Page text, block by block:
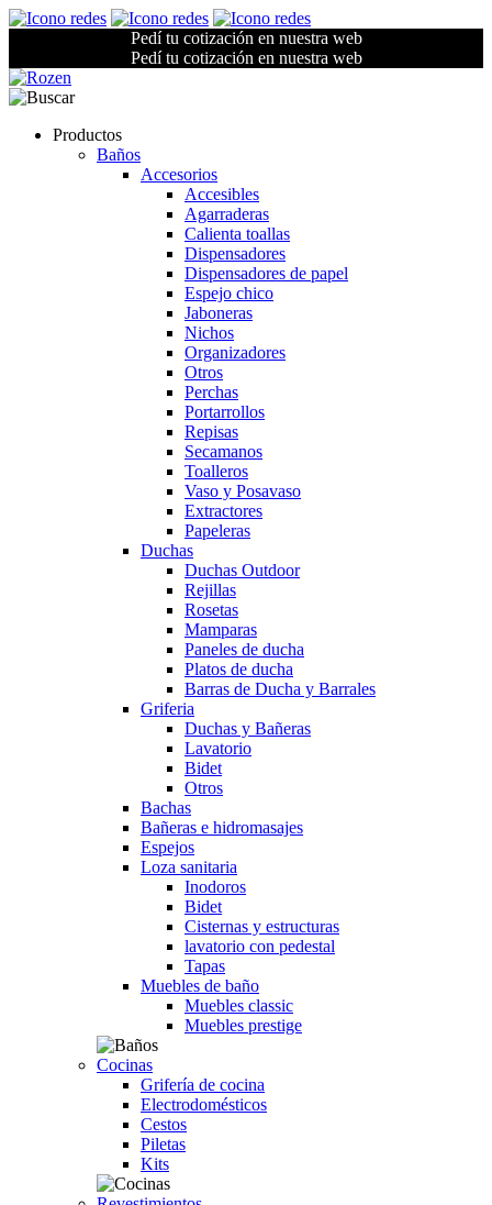
Pedí tu cotización en nuestra web
Pedí tu cotización en nuestra web
Productos
Baños
Accesorios
Accesibles
Agarraderas
Calienta toallas
Dispensadores
Dispensadores de papel
Espejo chico
Jaboneras
Nichos
Organizadores
Otros
Perchas
Portarrollos
Repisas
Secamanos
Toalleros
Vaso y Posavaso
Extractores
Papeleras
Duchas
Duchas Outdoor
Rejillas
Rosetas
Mamparas
Paneles de ducha
Platos de ducha
Barras de Ducha y Barrales
Griferia
Duchas y Bañeras
Lavatorio
Bidet
Otros
Bachas
Bañeras e hidromasajes
Espejos
Loza sanitaria
Inodoros
Bidet
Cisternas y estructuras
lavatorio con pedestal
Tapas
Muebles de baño
Muebles classic
Muebles prestige
Cocinas
Grifería de cocina
Electrodomésticos
Cestos
Piletas
Kits